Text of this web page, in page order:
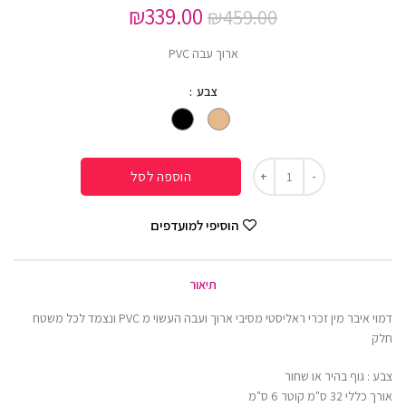
₪459.00
₪339.00
ארוך עבה PVC
צבע
הוספה לסל
הוסיפי למועדפים
תיאור
דמוי איבר מין זכרי ראליסטי מסיבי ארוך ועבה העשוי מ PVC ונצמד לכל משטח
חלק
צבע : גוף בהיר או שחור
אורך כללי 32 ס"מ קוטר 6 ס"מ